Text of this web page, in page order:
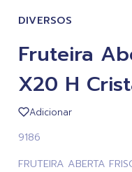
DIVERSOS
Fruteira
X20 H
Adicionar
9186
FRUTEIRA ABERTA